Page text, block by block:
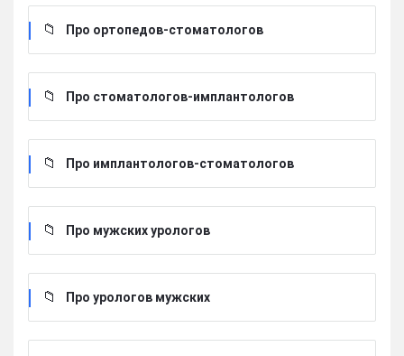
Про ортопедов-стоматологов
Про стоматологов-имплантологов
Про имплантологов-стоматологов
Про мужских урологов
Про урологов мужских